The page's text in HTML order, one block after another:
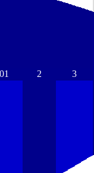
01 2 3